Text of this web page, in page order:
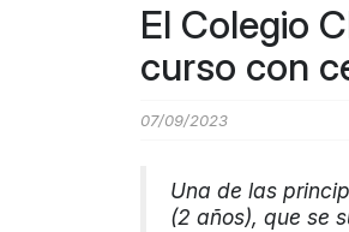
El Colegio
curso con
07/09/2023
Una de las
(2 años), que se